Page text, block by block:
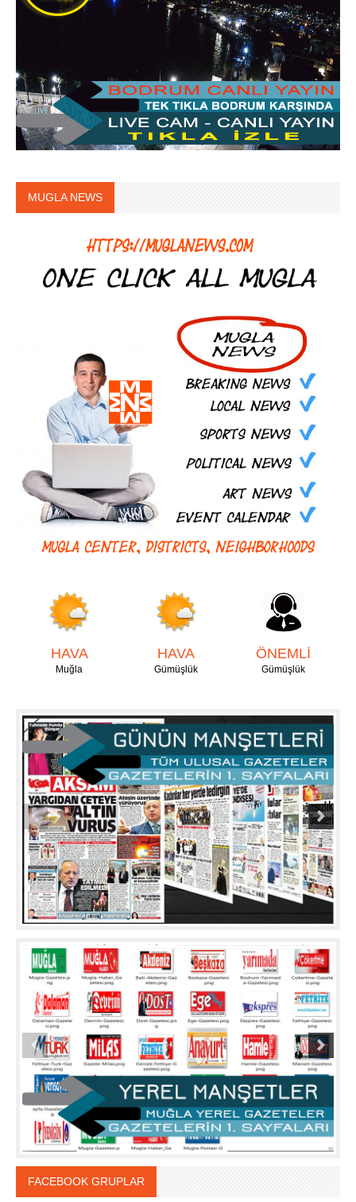
MUGLA NEWS
HAVA
Muğla
HAVA
Gümüşlük
ÖNEMLİ
Gümüşlük
FACEBOOK GRUPLAR